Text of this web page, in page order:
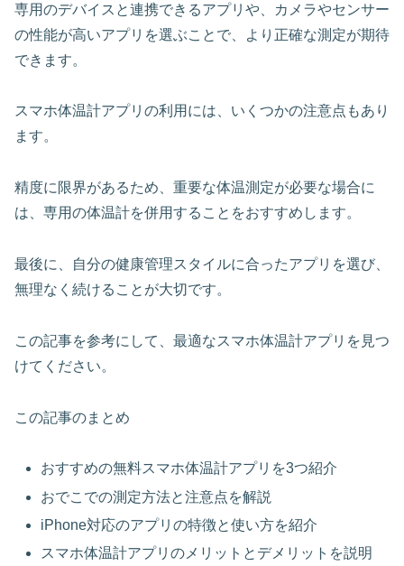
専用のデバイスと連携できるアプリや、カメラやセンサー
の性能が高いアプリを選ぶことで、より正確な測定が期待
できます。
スマホ体温計アプリの利用には、いくつかの注意点もあり
ます。
精度に限界があるため、重要な体温測定が必要な場合に
は、専用の体温計を併用することをおすすめします。
最後に、自分の健康管理スタイルに合ったアプリを選び、
無理なく続けることが大切です。
この記事を参考にして、最適なスマホ体温計アプリを見つ
けてください。
この記事のまとめ
おすすめの無料スマホ体温計アプリを3つ紹介
おでこでの測定方法と注意点を解説
iPhone対応のアプリの特徴と使い方を紹介
スマホ体温計アプリのメリットとデメリットを説明